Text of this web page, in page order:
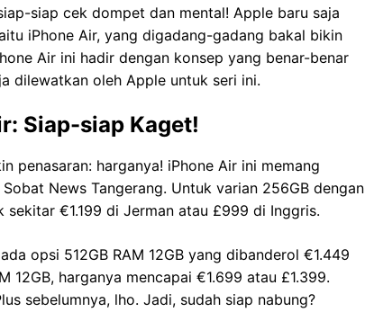
siap cek dompet dan mental! Apple baru saja
iPhone Air, yang digadang-gadang bakal bikin
Air ini hadir dengan konsep yang benar-benar
dilewatkan oleh Apple untuk seri ini.
Siap-siap Kaget!
penasaran: harganya! iPhone Air ini memang
News Tangerang. Untuk varian 256GB dengan
sekitar €1.199 di Jerman atau £999 di Inggris.
opsi 512GB RAM 12GB yang dibanderol €1.449
12GB, harganya mencapai €1.699 atau £1.399.
sebelumnya, lho. Jadi, sudah siap nabung?